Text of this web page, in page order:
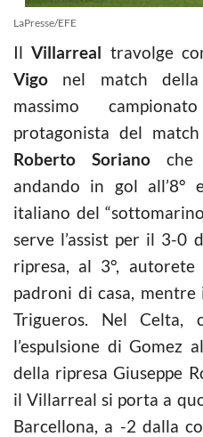
LaPresse/EFE
IlVillarreal travolge
Vigo nel match
massimo
protagonista del
Roberto Soriano che
andando in gol all’8°
italiano del
serve l’assist per il 3-0
ripresa, al 3°,
padroni di casa,
Trigueros. Nel
l’espulsione di Gomez
della ripresa Giuseppe
il Villarreal si porta a
Barcellona, a -2 dalla